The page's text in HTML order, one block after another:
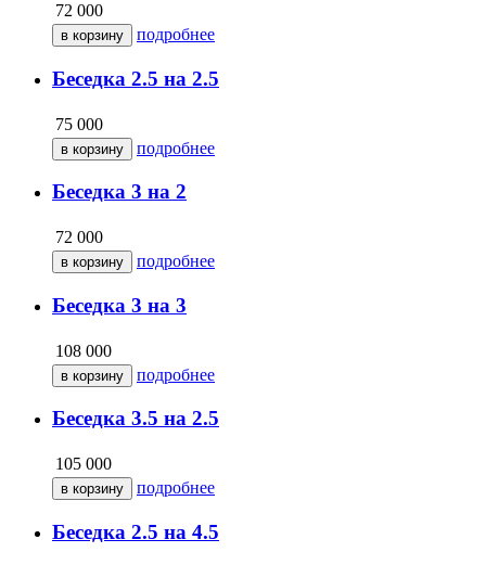
72 000
подробнее
Беседка 2.5 на 2.5
75 000
подробнее
Беседка 3 на 2
72 000
подробнее
Беседка 3 на 3
108 000
подробнее
Беседка 3.5 на 2.5
105 000
подробнее
Беседка 2.5 на 4.5